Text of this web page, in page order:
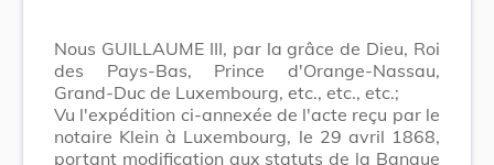
Nous GUILLAUME III, par la grâce de Dieu, Roi
des Pays-Bas, Prince d'Orange-Nassau,
Grand-Duc de Luxembourg, etc., etc., etc.;
Vu l'expédition ci-annexée de l'acte reçu par le
notaire Klein à Luxembourg, le 29 avril 1868,
portant modification aux statuts de la Banque